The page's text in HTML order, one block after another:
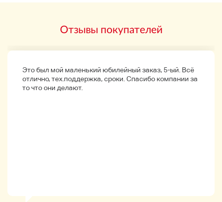
Аксессуары
Только пункты
Этот продукт продается вместе с . и может быть
продан заранее.
Отзывы покупателей
Это был мой маленький юбилейный заказ, 5-ый. Всё
отлично, тех.поддержка, сроки. Спасибо компании за
то что они делают.